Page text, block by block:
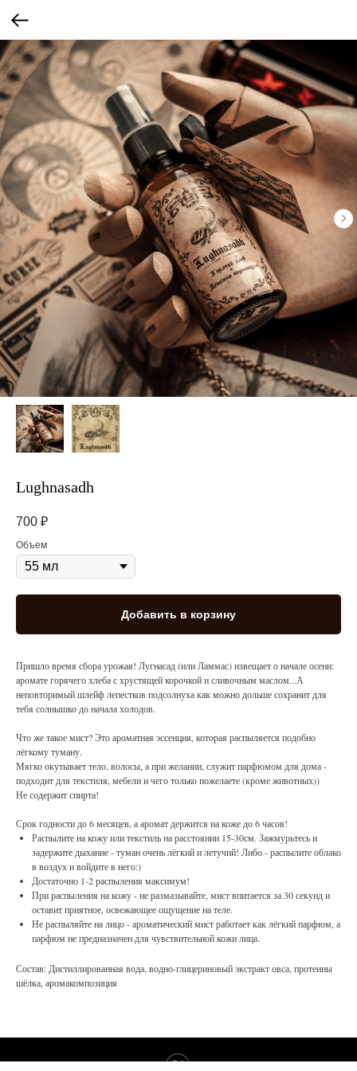
Lughnasadh
700 ₽
Объем
Добавить в корзину
Пришло время сбора урожая! Лугнасад (или Ламмас) извещает о начале осени:
аромате горячего хлеба с хрустящей корочкой и сливочным маслом...А
неповторимый шлейф лепестков подсолнуха как можно дольше сохранит для
тебя солнышко до начала холодов.
Что же такое мист? Это ароматная эссенция, которая распыляется подобно
лёгкому туману.
Мягко окутывает тело, волосы, а при желании, служит парфюмом для дома -
подходит для текстиля, мебели и чего только пожелаете (кроме животных))
Не содержит спирта!
Срок годности до 6 месяцев, а аромат держится на коже до 6 часов!
Распылите на кожу или текстиль на расстоянии 15-30см. Зажмурьтесь и
задержите дыхание - туман очень лёгкий и летучий! Либо - распылите облако
в воздух и войдите в него:)
Достаточно 1-2 распыления максимум!
При распыления на кожу - не размазывайте, мист впитается за 30 секунд и
оставит приятное, освежающее ощущение на теле.
Не распыляйте на лицо - ароматический мист работает как лёгкий парфюм, а
парфюм не предназначен для чувствительной кожи лица.
Состав: Дистиллированная вода, водно-глицериновый экстракт овса, протеины
шёлка, аромакомпозиция
Tilda